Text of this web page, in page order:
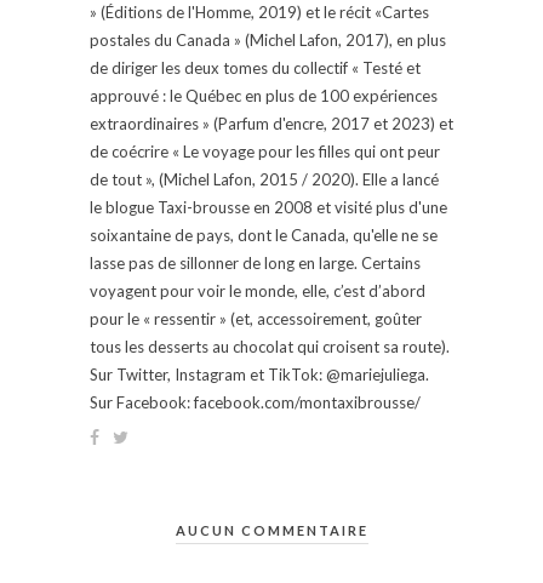
» (Éditions de l'Homme, 2019) et le récit «Cartes
postales du Canada » (Michel Lafon, 2017), en plus
de diriger les deux tomes du collectif « Testé et
approuvé : le Québec en plus de 100 expériences
extraordinaires » (Parfum d'encre, 2017 et 2023) et
de coécrire « Le voyage pour les filles qui ont peur
de tout », (Michel Lafon, 2015 / 2020). Elle a lancé
le blogue Taxi-brousse en 2008 et visité plus d'une
soixantaine de pays, dont le Canada, qu'elle ne se
lasse pas de sillonner de long en large. Certains
voyagent pour voir le monde, elle, c’est d’abord
pour le « ressentir » (et, accessoirement, goûter
tous les desserts au chocolat qui croisent sa route).
Sur Twitter, Instagram et TikTok: @mariejuliega.
Sur Facebook: facebook.com/montaxibrousse/
AUCUN COMMENTAIRE